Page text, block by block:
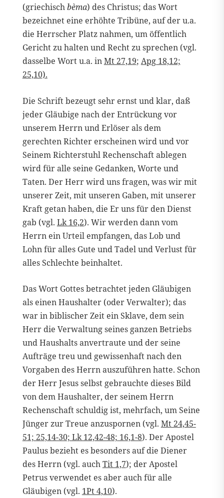
(griechischbèma) des Christus; das Wort
bezeichnet eine erhöhte Tribüne, auf der u.a.
die Herrscher Platz nahmen, um öffentlich
Gericht zu halten und Recht zu sprechen (vgl.
dasselbe Wort u.a. inMt 27,19; Apg 18,12;
25,10).
Die Schrift bezeugt sehr ernst und klar, daß
jeder Gläubige nach der Entrückung vor
unserem Herrn und Erlöser als dem
gerechten Richter erscheinen wird und vor
Seinem Richterstuhl Rechenschaft ablegen
wird für alle seine Gedanken, Worte und
Taten. Der Herr wird uns fragen, was wir mit
unserer Zeit, mit unseren Gaben, mit unserer
Kraft getan haben, die Er uns für den Dienst
gab (vgl. Lk 16,2). Wir werden dann vom
Herrn ein Urteil empfangen, das Lob und
Lohn für alles Gute und Tadel und Verlust für
alles Schlechte beinhaltet.
Das Wort Gottes betrachtet jeden Gläubigen
als einen Haushalter (oder Verwalter); das
war in biblischer Zeit ein Sklave, dem sein
Herr die Verwaltung seines ganzen Betriebs
und Haushalts anvertraute und der seine
Aufträge treu und gewissenhaft nach den
Vorgaben des Herrn auszuführen hatte. Schon
der Herr Jesus selbst gebrauchte dieses Bild
von dem Haushalter, der seinem Herrn
Rechenschaft schuldig ist, mehrfach, um Seine
Jünger zur Treue anzuspornen (vgl. Mt 24,45-
51; 25,14-30; Lk 12,42-48; 16,1-8). Der Apostel
Paulus bezieht es besonders auf die Diener
des Herrn (vgl. auchTit 1,7); der Apostel
Petrus verwendet es aber auch für alle
Gläubigen (vgl. 1Pt 4,10).